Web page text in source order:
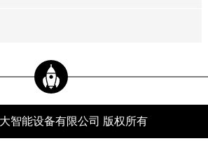
智能设备有限公司 版权所有